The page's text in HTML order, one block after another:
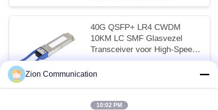
40G QSFP+ LR4 CWDM
10KM LC SMF Glasvezel
Transceiver voor High-Speed
Datatransmissie
CONTACTEER ONS
Zion Communication
10:02 PM